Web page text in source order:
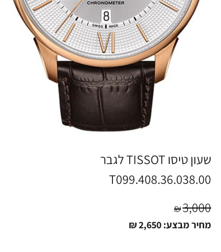
שעון טיסו TISSOT לגבר
T099.408.36.038.00
₪3,000
מחיר מבצע: ₪2,650